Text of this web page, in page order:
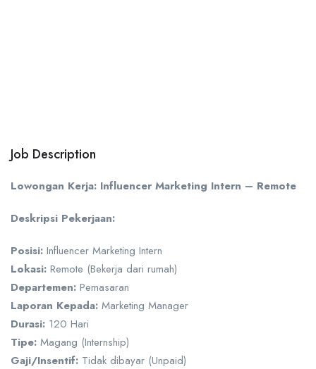
Job Description
Lowongan Kerja: Influencer Marketing Intern – Remote
Deskripsi Pekerjaan:
Posisi: Influencer Marketing Intern
Lokasi: Remote (Bekerja dari rumah)
Departemen: Pemasaran
Laporan Kepada: Marketing Manager
Durasi: 120 Hari
Tipe: Magang (Internship)
Gaji/Insentif: Tidak dibayar (Unpaid)